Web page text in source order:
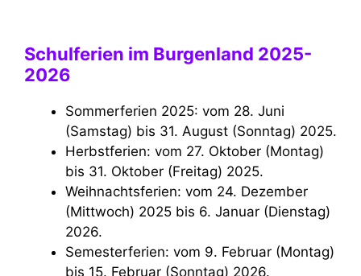
Schulferien im Burgenland 2025-
2026
Sommerferien 2025: vom 28. Juni
(Samstag) bis 31. August (Sonntag) 2025.
Herbstferien: vom 27. Oktober (Montag)
bis 31. Oktober (Freitag) 2025.
Weihnachtsferien: vom 24. Dezember
(Mittwoch) 2025 bis 6. Januar (Dienstag)
2026.
Semesterferien: vom 9. Februar (Montag)
bis 15. Februar (Sonntag) 2026.